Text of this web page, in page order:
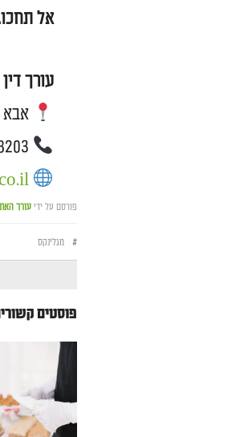
אל
עורך
אבא הלל 7 רמת
פורסם על ידי עורך
# מגלינקס
פוסטים